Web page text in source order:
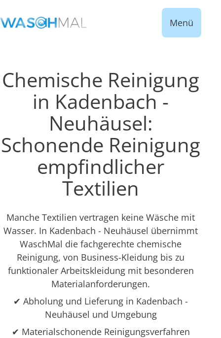
Menü
Chemische Reinigung
in Kadenbach -
Neuhäusel:
Schonende Reinigung
empfindlicher
Textilien
Manche Textilien vertragen keine Wäsche mit
Wasser. In Kadenbach - Neuhäusel übernimmt
WaschMal die fachgerechte chemische
Reinigung, von Business-Kleidung bis zu
funktionaler Arbeitskleidung mit besonderen
Materialanforderungen.
✔ Abholung und Lieferung in Kadenbach -
Neuhäusel und Umgebung
✔ Materialschonende Reinigungsverfahren